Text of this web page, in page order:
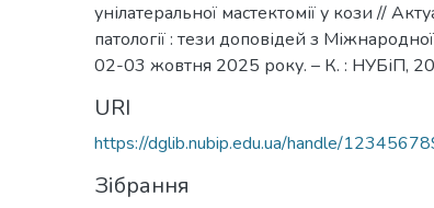
унілатеральної мастектомії у кози //
патології : тези доповідей з
02-03 жовтня 2025 року. – К. : НУБіП,
URI
https://dglib.nubip.edu.ua/handle/
Зібрання